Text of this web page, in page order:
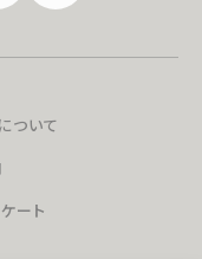
ついて
ート